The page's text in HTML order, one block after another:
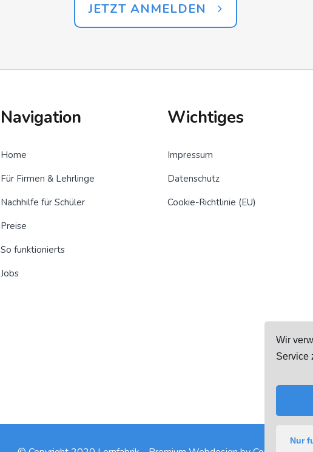
Wir
Service
Nur
JETZT ANMELDEN
Navigation
Home
Für Firmen & Lehrlinge
Nachhilfe für Schüler
Preise
So funktionierts
Jobs
Wichtiges
Impressum
Datenschutz
Cookie-Richtlinie (EU)